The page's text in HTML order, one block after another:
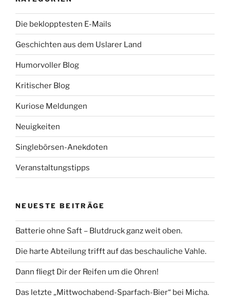
Die beklopptesten E-Mails
Geschichten aus dem Uslarer Land
Humorvoller Blog
Kritischer Blog
Kuriose Meldungen
Neuigkeiten
Singlebörsen-Anekdoten
Veranstaltungstipps
NEUESTE BEITRÄGE
Batterie ohne Saft – Blutdruck ganz weit oben.
Die harte Abteilung trifft auf das beschauliche Vahle.
Dann fliegt Dir der Reifen um die Ohren!
Das letzte „Mittwochabend-Sparfach-Bier“ bei Micha.